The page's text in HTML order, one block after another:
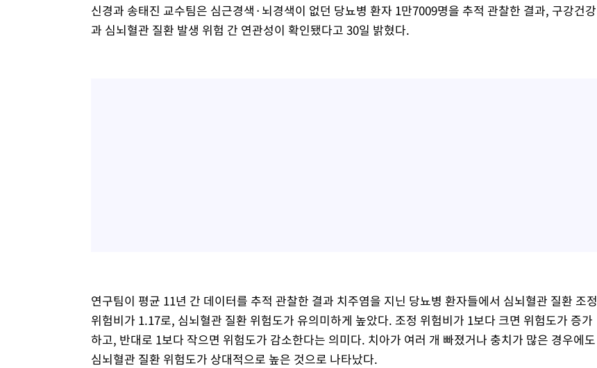
신경과 송태진 교수팀은 심근경색·뇌경색이 없던 당뇨병 환자 1만7009명을 추적 관찰한 결과, 구강건강
과 심뇌혈관 질환 발생 위험 간 연관성이 확인됐다고 30일 밝혔다.
연구팀이 평균 11년 간 데이터를 추적 관찰한 결과 치주염을 지닌 당뇨병 환자들에서 심뇌혈관 질환 조정
위험비가 1.17로, 심뇌혈관 질환 위험도가 유의미하게 높았다. 조정 위험비가 1보다 크면 위험도가 증가
하고, 반대로 1보다 작으면 위험도가 감소한다는 의미다. 치아가 여러 개 빠졌거나 충치가 많은 경우에도
심뇌혈관 질환 위험도가 상대적으로 높은 것으로 나타났다.